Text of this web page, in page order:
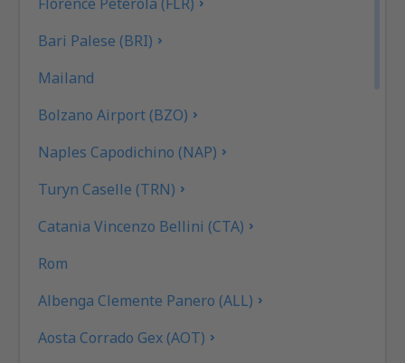
Bari Palese (BRI)
Mailand
Bolzano Airport (BZO)
Naples Capodichino (NAP)
Turyn Caselle (TRN)
Catania Vincenzo Bellini (CTA)
Rom
Albenga Clemente Panero (ALL)
Aosta Corrado Gex (AOT)